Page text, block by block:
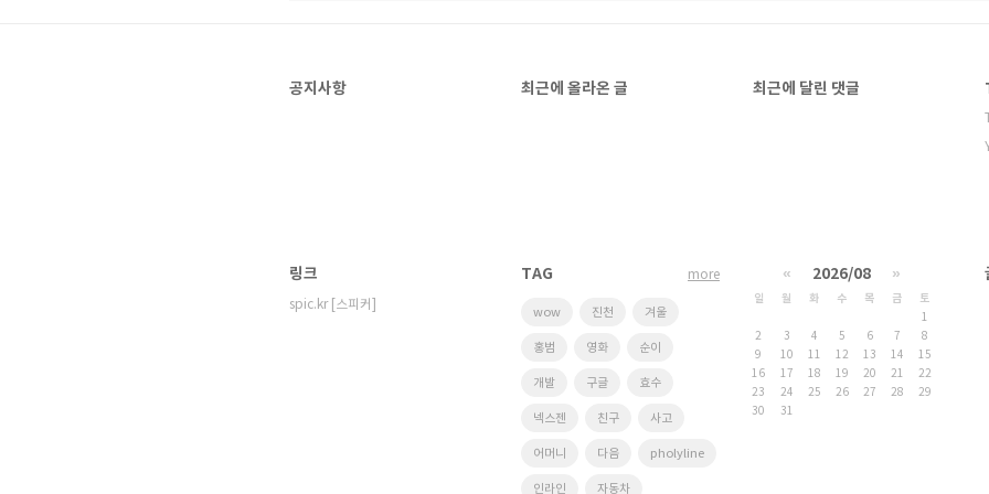
공지사항 최근에 올라온 글 최근에 달린 댓글
링크
spic.kr [스피커]
TAG
wow 진천 겨울
홍범 영화 순이
개발 구글 효수
넥스젠 친구 사고
어머니 다음 pholyline
인라인 자동차
more « 2026/08 »
일 월 화 수 목 금
토
1
2
3 4 5 6 7
8
9
10 11 12 13 14
15
16
17 18 19 20 21
22
23
24 25 26 27 28
29
30
31